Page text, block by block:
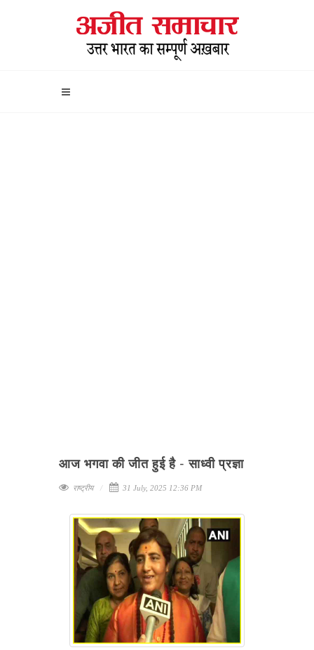
आज भगवा की जीत हुई है - साध्वी प्रज्ञा
राष्ट्रीय 31 July, 2025 12:36 PM